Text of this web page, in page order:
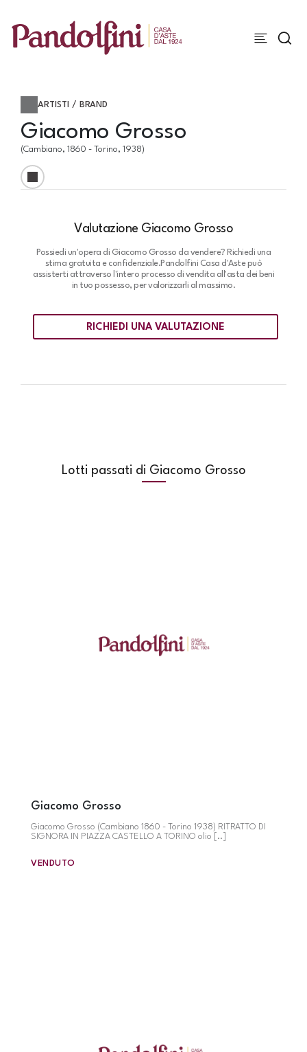
ARTISTI / BRAND
Giacomo Grosso
(Cambiano, 1860 - Torino, 1938)
Valutazione Giacomo Grosso
Possiedi un'opera di Giacomo Grosso da vendere? Richiedi una
stima gratuita e confidenziale.Pandolfini Casa d'Aste può
assisterti attraverso l'intero processo di vendita all'asta dei beni
in tuo possesso, per valorizzarli al massimo.
RICHIEDI UNA VALUTAZIONE
Lotti passati di Giacomo Grosso
Giacomo Grosso
Giacomo Grosso (Cambiano 1860 - Torino 1938) RITRATTO DI
SIGNORA IN PIAZZA CASTELLO A TORINO olio [..]
VENDUTO